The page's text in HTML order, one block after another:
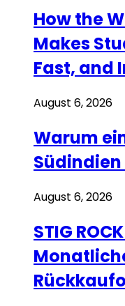
How the
Makes
Fast, and
August 6, 2026
Warum
August 6, 2026
STIG